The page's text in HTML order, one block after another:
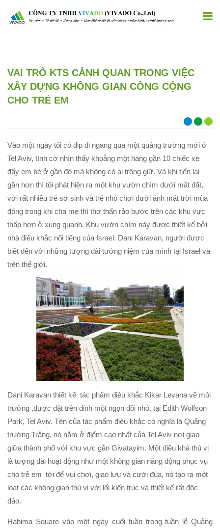
VAI TRÒ KTS CẢNH QUAN TRONG VIỆC
XÂY DỰNG KHÔNG GIAN CÔNG CỘNG
CHO TRẺ EM
Vào một ngày tôi có dip đi ngang qua một quảng trường mới ở
Tel Aviv, tình cờ nhìn thấy khoảng một hàng gần 10 chiếc xe
đẩy em bé ở gần đó mà không có ai trông giữ. Và khi tiến lại
gần hơn thì tôi phát hiện ra một khu vườn chìm dưới mặt đất,
với rất nhiều trẻ sơ sinh và trẻ nhỏ chơi dưới ánh mặt trời mùa
đông trong khi cha mẹ thì thơ thẩn rảo bước trên các khu vực
thấp hơn ở xung quanh. Khu vườn chìm này được thiết kế bởi
nhà điêu khắc nổi tiếng của Israel: Dani Karavan, người được
biết đến với những tượng đài tưởng niệm của mình tại Israel và
trên thế giới.
Dani Karavan thiết kế tác phẩm điêu khắc Kikar Levana về môi
trường ,được đặt trên đỉnh một ngọn đồi nhỏ, tại Edith Wolfson
Park, Tel Aviv. Tên của tác phẩm điêu khắc có nghĩa là Quảng
trường Trắng, nó nằm ở điểm cao nhất của Tel Aviv nơi giao
giữa thành phố với khu vực gần Givatayim. Một điều khá thú vị
là tượng đài hoạt động như một không gian năng động phục vụ
cho trẻ em tới để vui chơi, giao lưu và cười đùa, nó tạo ra một
loạt các không gian thú vị với lối kiến trúc và thiết kế rất độc
đáo.
Habima Square vào một ngày cuối tuần trong tuần lễ Quảng